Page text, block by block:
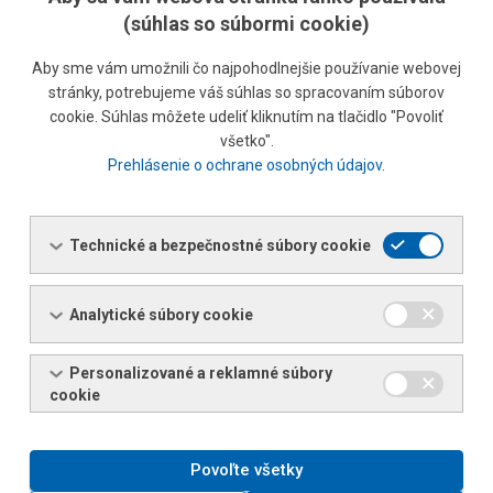
ktorá poskytuje zodpovedný a kvalitný prístup. Je držiteľom
PEČAŤ "BONITNÝ PODNIK"
Akadémia ekonomických informácií a analýz Slovenskej
informačnej a marketingovej spoločnosti, a.s. potvrduje
2023 len 1,9% z 988 010 hodnotených subjektov.
2023
PEČAŤ "SPOĽAHLIVÝ PARTNER VO VEREJNOM
OBSTARÁVANÍ"
Akadémia ekonomických informácií a analýz Slovenskej
výsledok hodnotenia spoľahlivosti v plnení obsahu, kvality a
včasnosti záväzkov plynúcich zo zákaziek verejného
(súhlas so súbormi cookie)
Aby sme vám umožnili čo najpohodlnejšie používanie webovej
stránky, potrebujeme váš súhlas so spracovaním súborov
cookie. Súhlas môžete udeliť kliknutím na tlačidlo "Povoliť
všetko".
Prehlásenie o ochrane osobných údajov.
Technické a bezpečnostné súbory cookie
Analytické súbory cookie
Personalizované a reklamné súbory
cookie
Povoľte všetky